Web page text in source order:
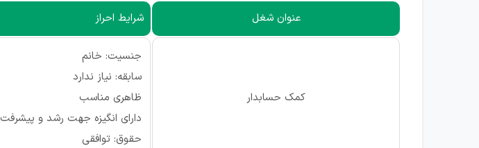
عنوان شغل شرایط احراز
کمک حسابدار
جنسیت: خانم
سابقه: نیاز ندارد
ظاهری مناسب
دارای انگیزه جهت رشد و پیشرفت
حقوق: توافقی